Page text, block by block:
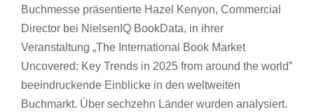
Buchmesse präsentierte Hazel Kenyon, Commercial
Director bei NielsenIQ BookData, in ihrer
Veranstaltung „The International Book Market
Uncovered: Key Trends in 2025 from around the world”
beeindruckende Einblicke in den weltweiten
Buchmarkt. Über sechzehn Länder wurden analysiert.